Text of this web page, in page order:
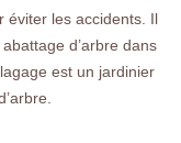
éviter les accidents. Il
d’arbre dans
est un jardinier